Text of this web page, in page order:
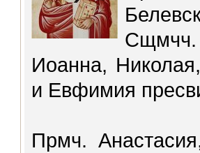
Иоанна,
и Евфимия
Прмч.